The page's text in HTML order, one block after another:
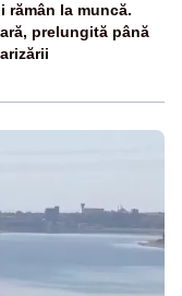
rămân la muncă.
prelungită până